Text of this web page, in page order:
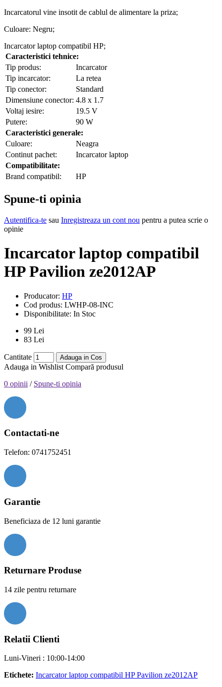
Incarcatorul vine insotit de cablul de alimentare la priza;
Culoare: Negru;
Incarcator laptop compatibil HP;
Caracteristici tehnice:
Tip produs:
Incarcator
Tip incarcator:
La retea
Tip conector:
Standard
Dimensiune conector: 4.8 x 1.7
Voltaj iesire:
19.5 V
Putere:
90 W
Caracteristici generale:
Culoare:
Neagra
Continut pachet:
Incarcator laptop
Compatibilitate:
Brand compatibil:
HP
Spune-ti opinia
Autentifica-te sau Inregistreaza un cont nou pentru a putea scrie o
opinie
Incarcator laptop compatibil
HP Pavilion ze2012AP
Producator: HP
Cod produs: LWHP-08-INC
Disponibilitate: In Stoc
99 Lei
83 Lei
Cantitate Adauga in Cos
Adauga in Wishlist Compară produsul
0 opinii / Spune-ti opinia
Contactati-ne
Telefon: 0741752451
Garantie
Beneficiaza de 12 luni garantie
Returnare Produse
14 zile pentru returnare
Relatii Clienti
Luni-Vineri : 10:00-14:00
Etichete: Incarcator laptop compatibil HP Pavilion ze2012AP